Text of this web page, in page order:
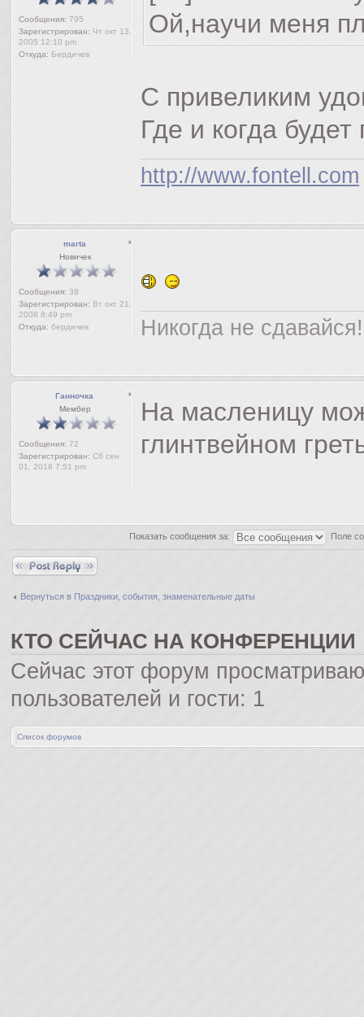
Сообщения: 795
Зарегистрирован: Чт окт 13,
2005 12:10 pm
Откуда: Бердичев
Ой,научи меня
С привеликим
Где и когда
http://www.fontell.com
marta
Новичек
Сообщения: 38
Зарегистрирован: Вт окт 21,
2008 8:49 pm
Откуда: бердичев Никогда не
Ганночка
Мембер
Сообщения: 72
Зарегистрирован: Сб сен
01, 2018 7:51 pm
На масленицу
глинтвейном
Показать сообщения за: Поле
Ответить
Вернуться в Праздники, события, знаменательные даты
КТО СЕЙЧАС НА КОНФЕРЕНЦИИ
Сейчас этот форум
пользователей и гости: 1
Список форумов